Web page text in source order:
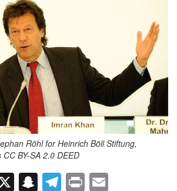
Röhl for Heinrich Böll Stiftung,
BY-SA 2.0 DEED
X S
T P